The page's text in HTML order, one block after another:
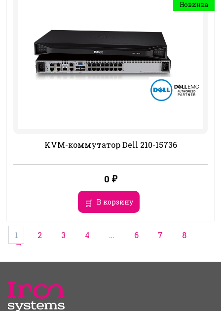
Новинка
KVM-коммутатор Dell 210-15736
0 ₽
В корзину
1 2 3 4 … 6 7 8
→